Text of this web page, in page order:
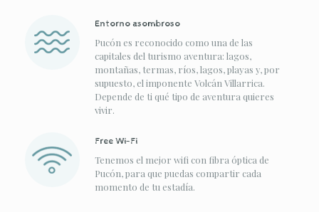
Entorno asombroso
Pucón es reconocido como una de las
capitales del turismo aventura: lagos,
montañas, termas, ríos, lagos, playas y, por
supuesto, el imponente Volcán Villarrica.
Depende de ti qué tipo de aventura quieres
vivir.
Free Wi-Fi
Tenemos el mejor wifi con fibra óptica de
Pucón, para que puedas compartir cada
momento de tu estadía.